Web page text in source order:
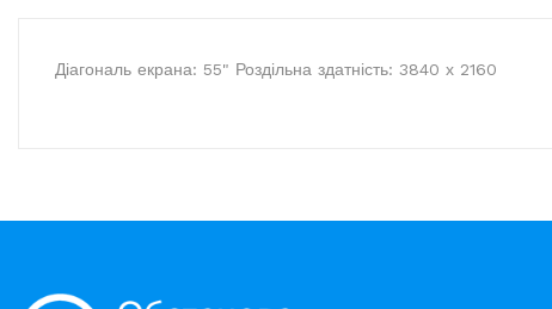
Діагональ екрана: 55" Роздільна здатність: 3840 х 2160